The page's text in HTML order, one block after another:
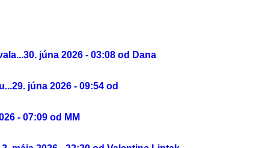
30. júna 2026 - 03:08 od Dana
29. júna 2026 - 09:54 od
- 07:09 od MM